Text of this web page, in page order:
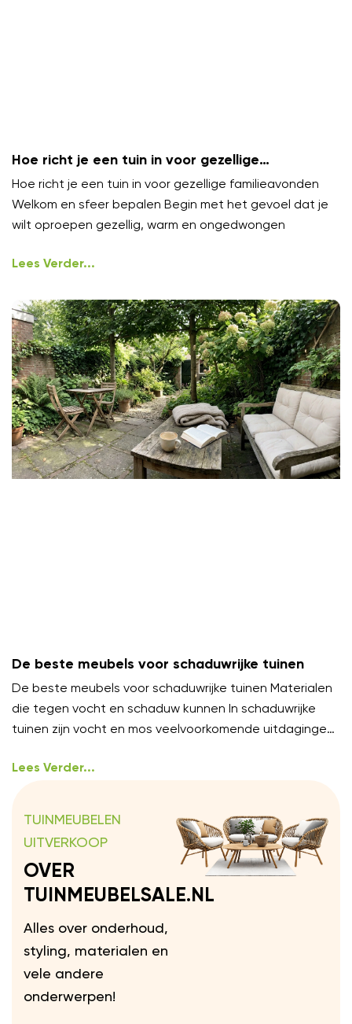
Hoe richt je een tuin in voor gezellige
familieavonden?
Hoe richt je een tuin in voor gezellige familieavonden
Welkom en sfeer bepalen Begin met het gevoel dat je
wilt oproepen gezellig, warm en ongedwongen
Lees Verder...
De beste meubels voor schaduwrijke tuinen
De beste meubels voor schaduwrijke tuinen Materialen
die tegen vocht en schaduw kunnen In schaduwrijke
tuinen zijn vocht en mos veelvoorkomende uitdagingen.
Lees Verder...
TUINMEUBELEN
UITVERKOOP
OVER
TUINMEUBELSALE.NL
Alles over onderhoud,
styling, materialen en
vele andere
onderwerpen!